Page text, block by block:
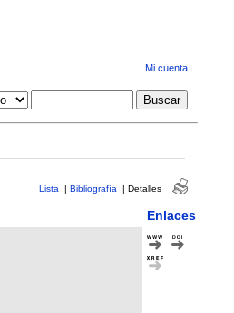
Mi cuenta
Lista | Bibliografía | Detalles
Enlaces